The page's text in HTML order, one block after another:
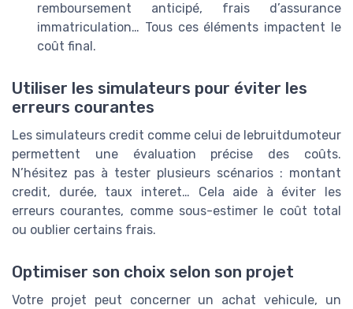
remboursement anticipé, frais d’assurance
immatriculation… Tous ces éléments impactent le
coût final.
Utiliser les simulateurs pour éviter les
erreurs courantes
Les simulateurs credit comme celui de lebruitdumoteur
permettent une évaluation précise des coûts.
N’hésitez pas à tester plusieurs scénarios : montant
credit, durée, taux interet… Cela aide à éviter les
erreurs courantes, comme sous-estimer le coût total
ou oublier certains frais.
Optimiser son choix selon son projet
Votre projet peut concerner un achat vehicule, un